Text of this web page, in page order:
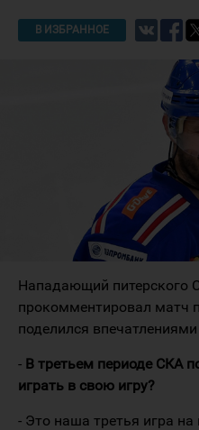
В ИЗБРАННОЕ
Нападающий питерского
прокомментировал матч
поделился
- В третьем периоде СКА
играть в свою игру?
- Это наша третья игра